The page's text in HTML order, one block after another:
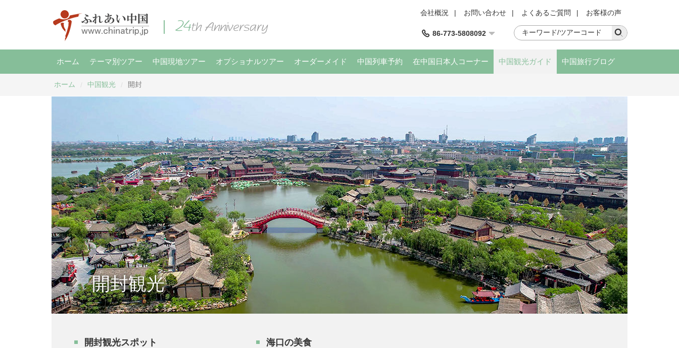
会社概況 | お問い合わせ | よくあるご質問 | お客様の声
86-773-5808092
ホーム テーマ別ツアー 中国現地ツアー オプショナルツアー オーダーメイド 中国列車予約 在中国日本人コーナー 中国観光ガイド 中国旅行ブログ
ホーム 中国観光 開封
開封観光
開封観光スポット 海口の美食